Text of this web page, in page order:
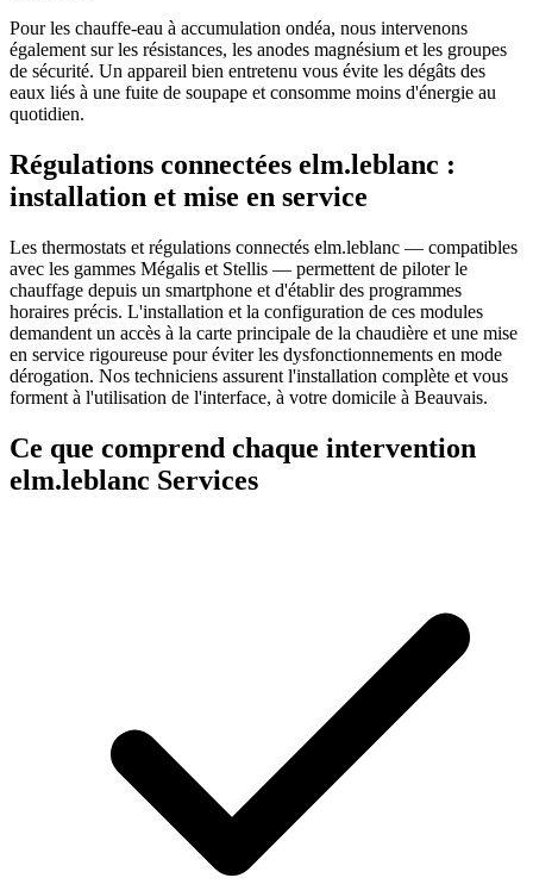
Pour les chauffe-eau à accumulation ondéa, nous intervenons
également sur les résistances, les anodes magnésium et les groupes
de sécurité. Un appareil bien entretenu vous évite les dégâts des
eaux liés à une fuite de soupape et consomme moins d'énergie au
quotidien.
Régulations connectées elm.leblanc :
installation et mise en service
Les thermostats et régulations connectés elm.leblanc — compatibles
avec les gammes Mégalis et Stellis — permettent de piloter le
chauffage depuis un smartphone et d'établir des programmes
horaires précis. L'installation et la configuration de ces modules
demandent un accès à la carte principale de la chaudière et une mise
en service rigoureuse pour éviter les dysfonctionnements en mode
dérogation. Nos techniciens assurent l'installation complète et vous
forment à l'utilisation de l'interface, à votre domicile à Beauvais.
Ce que comprend chaque intervention
elm.leblanc Services